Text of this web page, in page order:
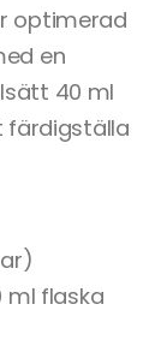
optimerad
en
40 ml
färdigställa
ml flaska